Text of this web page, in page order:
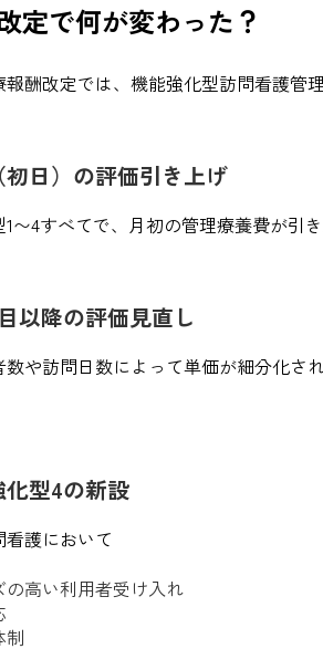
定で何が変わった？
報酬改定では、機能強化型訪問看護管
初日）の評価引き上げ
〜4すべてで、月初の管理療養費が引
以降の評価見直し
数や訪問日数によって単価が細分化さ
化型4の新設
護において
の高い利用者受け入れ
制